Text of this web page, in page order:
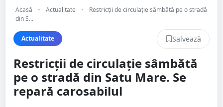
Acasă • Actualitate •
Restricții de circulație sâmbătă pe o stradă
din S...
Actualitate Salvează
Restricții de circulație sâmbătă
pe o stradă din Satu Mare. Se
repară carosabilul